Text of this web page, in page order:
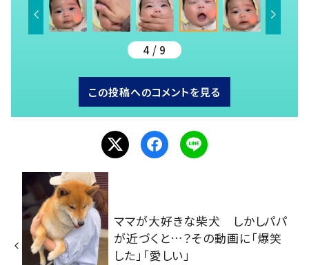
4 / 9
この投稿へのコメントを見る
ママが大好きな柴犬 しかしパパ
が近づくと…？その動画に「爆笑
した」「愛しい」